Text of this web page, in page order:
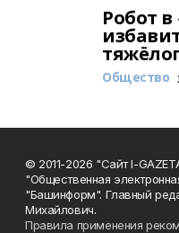
Робот
Общество
© 2011-2026 "Сайт I-
"Общественная
"Башинформ". Главный
Михайлович.
Правила применения